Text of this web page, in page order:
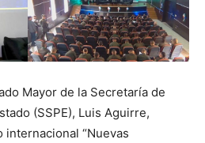
Mayor de la Secretaría de
(SSPE), Luis Aguirre,
“Nuevas